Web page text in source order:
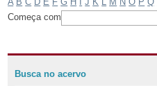
Começa com
Busca no acervo